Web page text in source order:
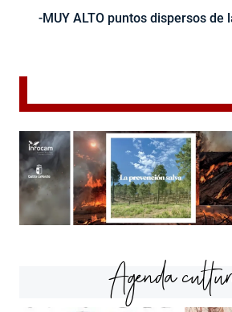
-MUY ALTO puntos dispersos de
Agenda